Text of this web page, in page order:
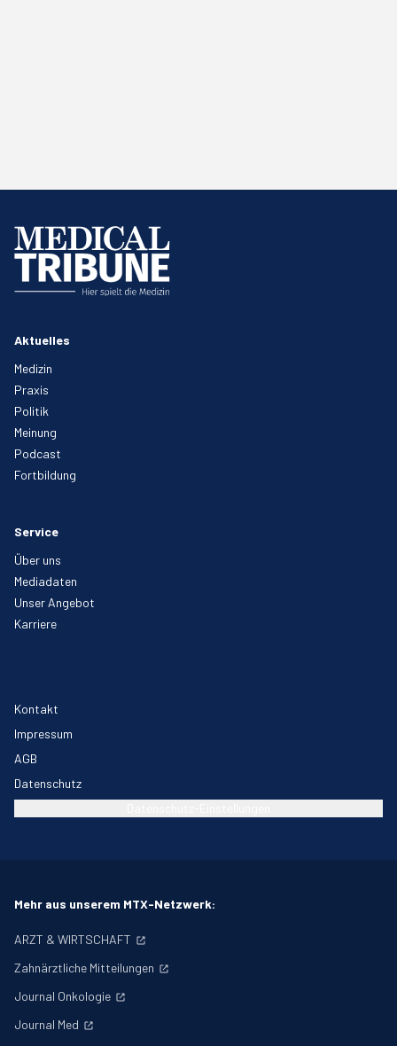
Aktuelles
Medizin
Praxis
Politik
Meinung
Podcast
Fortbildung
Service
Über uns
Mediadaten
Unser Angebot
Karriere
Kontakt
Impressum
AGB
Datenschutz
Mehr aus unserem MTX-Netzwerk:
ARZT & WIRTSCHAFT
Zahnärztliche Mitteilungen
Journal Onkologie
Journal Med